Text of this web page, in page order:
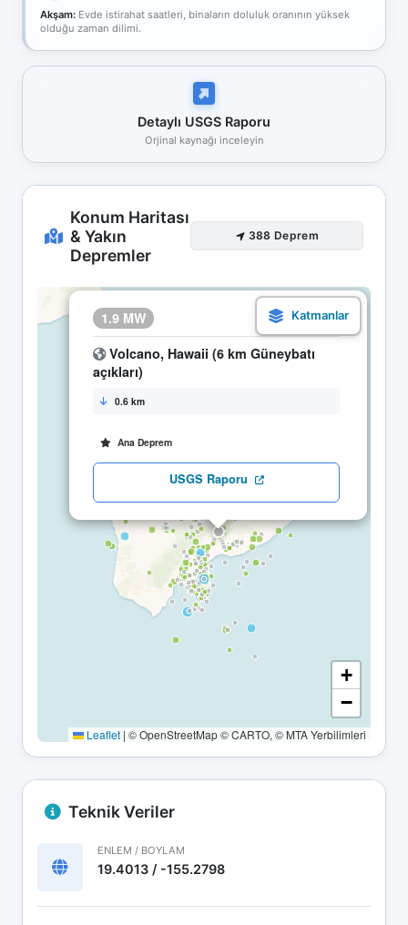
Akşam: Evde istirahat saatleri, binaların doluluk oranının yüksek
olduğu zaman dilimi.
Detaylı USGS Raporu
Orjinal kaynağı inceleyin
Konum Haritası
& Yakın
Depremler
388 Deprem
1.9 MW 05.05 18:07
Volcano, Hawaii (6 km Güneybatı
açıkları)
0.6 km
Ana Deprem
USGS Raporu
×
+
−
Leaflet | © OpenStreetMap © CARTO, © MTA Yerbilimleri
Teknik Veriler
ENLEM / BOYLAM
19.4013 / -155.2798